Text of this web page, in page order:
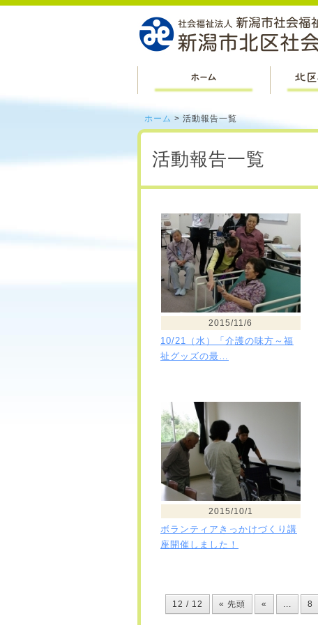
ホーム > 活動報告一覧
活動報告一覧
2015/11/6
10/21（水）「介護の味方～福
祉グッズの最…
2015/10/1
ボランティアきっかけづくり講
座開催しました！
12 / 12 « 先頭 « ... 8